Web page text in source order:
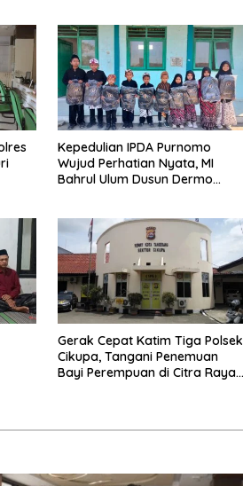
Kepedulian IPDA Purnomo
Wujud Perhatian Nyata, MI
Bahrul Ulum Dusun Dermo
Gerak Cepat Katim Tiga Polsek
Cikupa, Tangani Penemuan
Bayi Perempuan di Citra Raya